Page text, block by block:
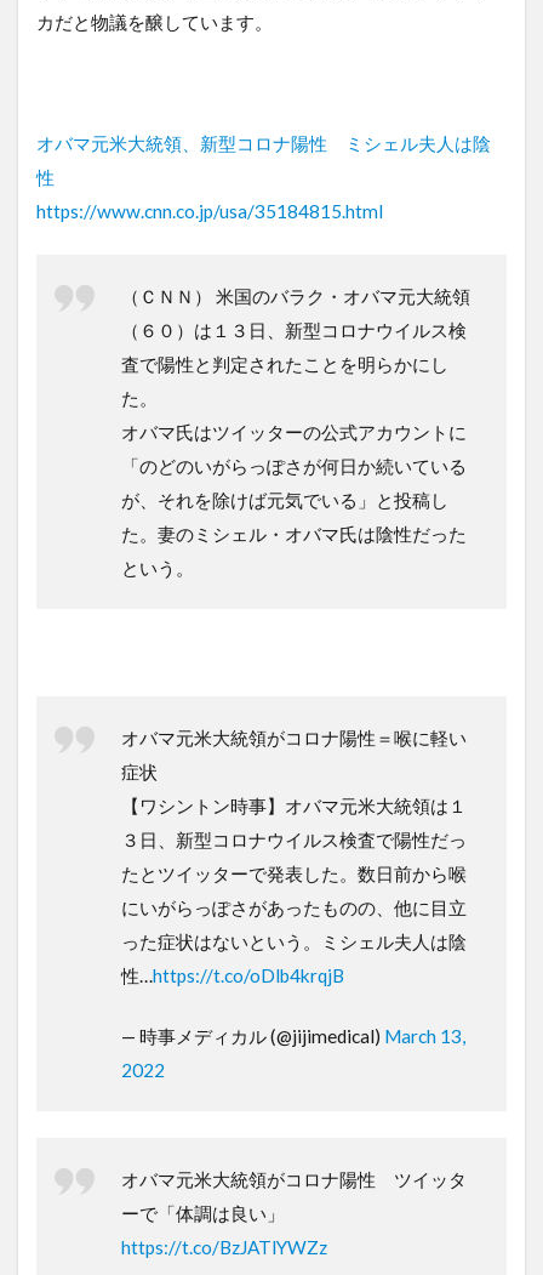
カだと物議を醸しています。
オバマ元米大統領、新型コロナ陽性 ミシェル夫人は陰
性
https://www.cnn.co.jp/usa/35184815.html
（ＣＮＮ） 米国のバラク・オバマ元大統領
（６０）は１３日、新型コロナウイルス検
査で陽性と判定されたことを明らかにし
た。
オバマ氏はツイッターの公式アカウントに
「のどのいがらっぽさが何日か続いている
が、それを除けば元気でいる」と投稿し
た。妻のミシェル・オバマ氏は陰性だった
という。
オバマ元米大統領がコロナ陽性＝喉に軽い
症状
【ワシントン時事】オバマ元米大統領は１
３日、新型コロナウイルス検査で陽性だっ
たとツイッターで発表した。数日前から喉
にいがらっぽさがあったものの、他に目立
った症状はないという。ミシェル夫人は陰
性… https://t.co/oDlb4krqjB
— 時事メディカル (@jijimedical) March 13,
2022
オバマ元米大統領がコロナ陽性 ツイッタ
ーで「体調は良い」
https://t.co/BzJATlYWZz